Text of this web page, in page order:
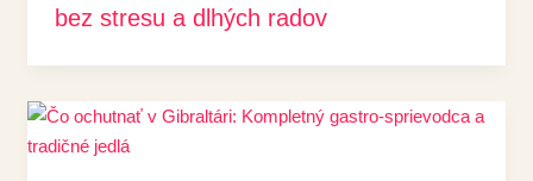
bez stresu a dlhých radov